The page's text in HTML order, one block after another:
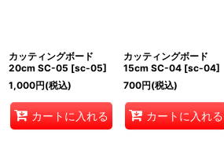
カッティングボード
20cm SC-05 [sc-05]
1,000円(税込)
カートに入れる
カッティングボード
15cm SC-04 [sc-04]
700円(税込)
カートに入れる